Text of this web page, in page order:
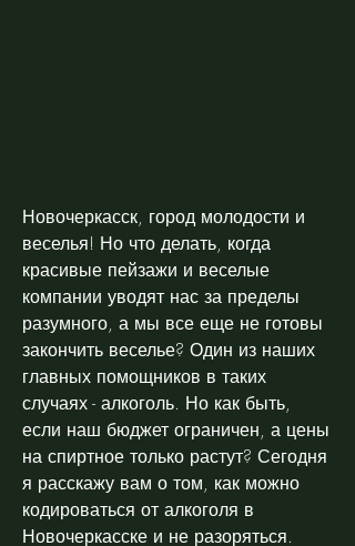
Новочеркасск, город молодости и
веселья! Но что делать, когда
красивые пейзажи и веселые
компании уводят нас за пределы
разумного, а мы все еще не готовы
закончить веселье? Один из наших
главных помощников в таких
случаях - алкоголь. Но как быть,
если наш бюджет ограничен, а цены
на спиртное только растут? Сегодня
я расскажу вам о том, как можно
кодироваться от алкоголя в
Новочеркасске и не разоряться.